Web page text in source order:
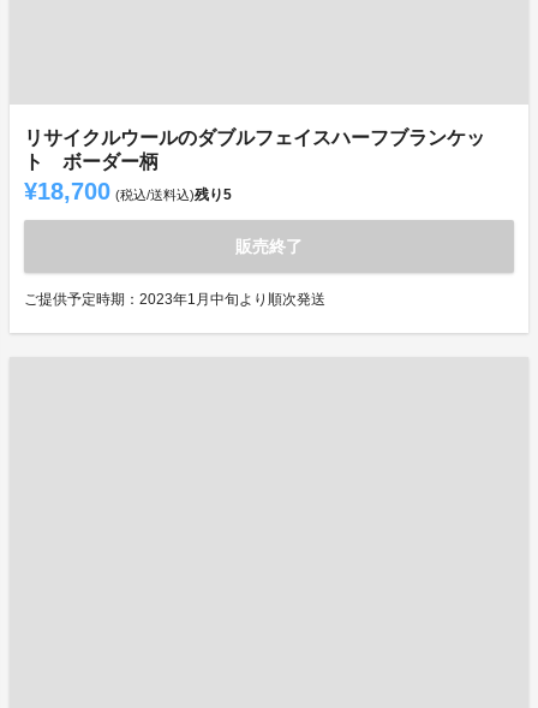
リサイクルウールのダブルフェイスハーフブランケッ
ト ボーダー柄
¥18,700 (税込/送料込)残り5
販売終了
ご提供予定時期：2023年1月中旬より順次発送